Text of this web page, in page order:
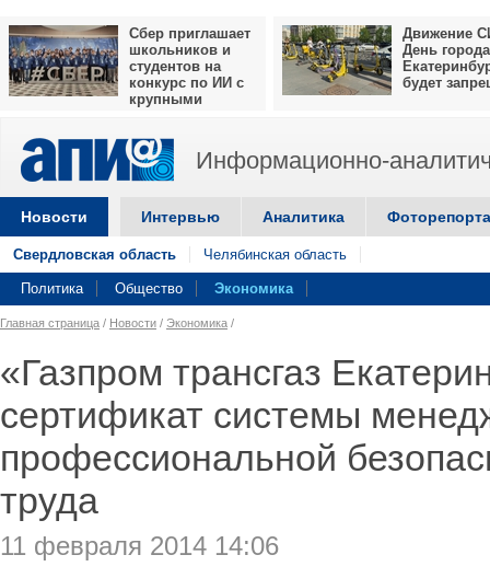
Сбер приглашает
школьников и
студентов на
конкурс по ИИ с
крупными
Движение
День города
будет
Информационно-
Новости Интервью Аналитика
Свердловская область Челябинская область
Политика Общество Экономика
Главная страница / Новости / Экономика /
«Газпром трансгаз
сертификат системы
профессиональной
труда
11 февраля 2014 14:06